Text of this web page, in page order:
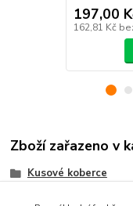
197,00
162,81 Kč
Zboží zařazeno v
Kusové koberce